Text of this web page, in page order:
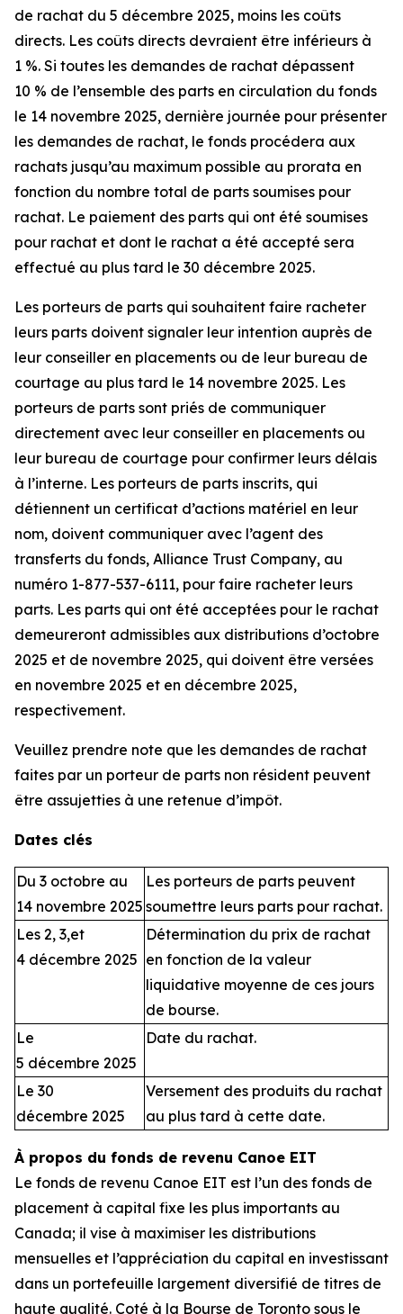
de rachat du 5 décembre 2025, moins les coûts
directs. Les coûts directs devraient être inférieurs à
1 %. Si toutes les demandes de rachat dépassent
10 % de l’ensemble des parts en circulation du fonds
le 14 novembre 2025, dernière journée pour présenter
les demandes de rachat, le fonds procédera aux
rachats jusqu’au maximum possible au prorata en
fonction du nombre total de parts soumises pour
rachat. Le paiement des parts qui ont été soumises
pour rachat et dont le rachat a été accepté sera
effectué au plus tard le 30 décembre 2025.
Les porteurs de parts qui souhaitent faire racheter
leurs parts doivent signaler leur intention auprès de
leur conseiller en placements ou de leur bureau de
courtage au plus tard le 14 novembre 2025. Les
porteurs de parts sont priés de communiquer
directement avec leur conseiller en placements ou
leur bureau de courtage pour confirmer leurs délais
à l’interne. Les porteurs de parts inscrits, qui
détiennent un certificat d’actions matériel en leur
nom, doivent communiquer avec l’agent des
transferts du fonds, Alliance Trust Company, au
numéro 1-877-537-6111, pour faire racheter leurs
parts. Les parts qui ont été acceptées pour le rachat
demeureront admissibles aux distributions d’octobre
2025 et de novembre 2025, qui doivent être versées
en novembre 2025 et en décembre 2025,
respectivement.
Veuillez prendre note que les demandes de rachat
faites par un porteur de parts non résident peuvent
être assujetties à une retenue d’impôt.
Dates clés
Du 3 octobre au
14 novembre 2025
Les porteurs de parts peuvent
soumettre leurs parts pour rachat.
Les 2, 3,et
4 décembre 2025
Détermination du prix de rachat
en fonction de la valeur
liquidative moyenne de ces jours
de bourse.
Le
5 décembre 2025
Date du rachat.
Le 30
décembre 2025
Versement des produits du rachat
au plus tard à cette date.
À propos du fonds de revenu Canoe EIT
Le fonds de revenu Canoe EIT est l’un des fonds de
placement à capital fixe les plus importants au
Canada; il vise à maximiser les distributions
mensuelles et l’appréciation du capital en investissant
dans un portefeuille largement diversifié de titres de
haute qualité. Coté à la Bourse de Toronto sous le